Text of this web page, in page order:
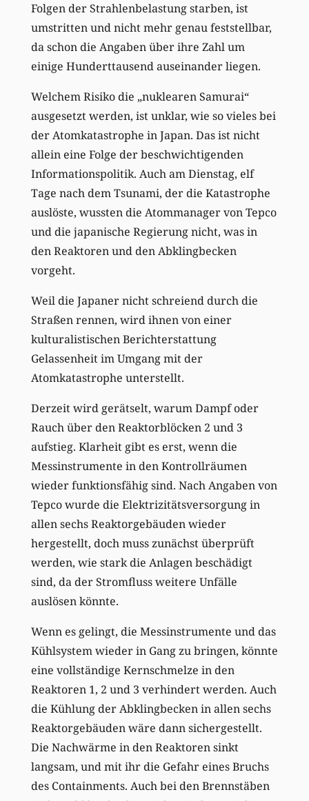
Folgen der Strahlenbelastung starben, ist
umstritten und nicht mehr genau feststellbar,
da schon die Angaben über ihre Zahl um
einige Hunderttausend auseinander liegen.
Welchem Risiko die „nuklearen Samurai“
ausgesetzt werden, ist unklar, wie so vieles bei
der Atomkatastrophe in Japan. Das ist nicht
allein eine Folge der beschwichtigenden
Informationspolitik. Auch am Dienstag, elf
Tage nach dem Tsunami, der die Katastrophe
auslöste, wussten die Atommanager von Tepco
und die japanische Regierung nicht, was in
den Reaktoren und den Abklingbecken
vorgeht.
Weil die Japaner nicht schreiend durch die
Straßen rennen, wird ihnen von einer
kulturalistischen Berichterstattung
Gelassenheit im Umgang mit der
Atomkatastrophe unterstellt.
Derzeit wird gerätselt, warum Dampf oder
Rauch über den Reaktorblöcken 2 und 3
aufstieg. Klarheit gibt es erst, wenn die
Messinstrumente in den Kontrollräumen
wieder funktionsfähig sind. Nach Angaben von
Tepco wurde die Elektrizitätsversorgung in
allen sechs Reaktorgebäuden wieder
hergestellt, doch muss zunächst überprüft
werden, wie stark die Anlagen beschädigt
sind, da der Stromfluss weitere Unfälle
auslösen könnte.
Wenn es gelingt, die Messinstrumente und das
Kühlsystem wieder in Gang zu bringen, könnte
eine vollständige Kernschmelze in den
Reaktoren 1, 2 und 3 verhindert werden. Auch
die Kühlung der Abklingbecken in allen sechs
Reaktorgebäuden wäre dann sichergestellt.
Die Nachwärme in den Reaktoren sinkt
langsam, und mit ihr die Gefahr eines Bruchs
des Containments. Auch bei den Brennstäben